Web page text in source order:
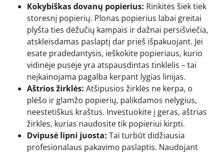
Kokybiškas dovanų popierius: Rinkitės šiek tiek
storesnį popierių. Plonas popierius labai greitai
plyšta ties dėžučių kampais ir dažnai persišviečia,
atskleisdamas paslaptį dar prieš išpakuojant. Jei
esate pradedantysis, ieškokite popieriaus, kurio
vidinėje pusėje yra atspausdintas tinklelis – tai
neįkainojama pagalba kerpant lygias linijas.
Aštrios žirklės: Atšipusios žirklės ne kerpa, o
plėšo ir glamžo popierių, palikdamos nelygius,
neestetiškus kraštus. Investuokite į geras, aštrias
žirkles, kurias naudosite tik popieriui kirpti.
Dvipusė lipni juosta: Tai turbūt didžiausia
profesionalaus pakavimo paslaptis. Naudojant